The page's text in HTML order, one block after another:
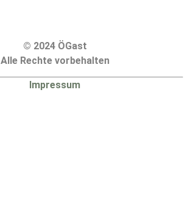
© 2024 ÖGast
Alle Rechte vorbehalten
Impressum